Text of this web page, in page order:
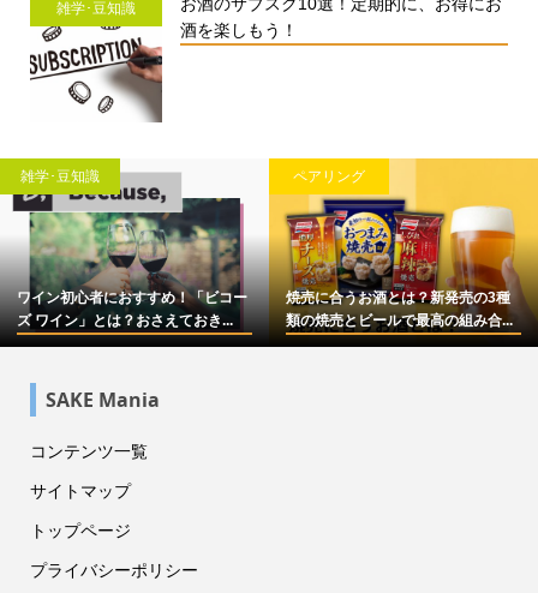
雑学･豆知識
酒を楽しもう！
雑学･豆知識
ワイン初心者におすすめ！「ビコー
ズ ワイン」とは？おさえておき...
ペアリング
焼売に合うお酒とは？新発売の3種
類の焼売とビールで最高の組み合...
SAKE Mania
コンテンツ一覧
サイトマップ
トップページ
プライバシーポリシー